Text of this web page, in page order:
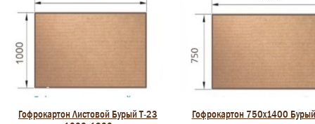
Гофрокартон Листовой Бурый Т-23
Гофрокартон 750х1400